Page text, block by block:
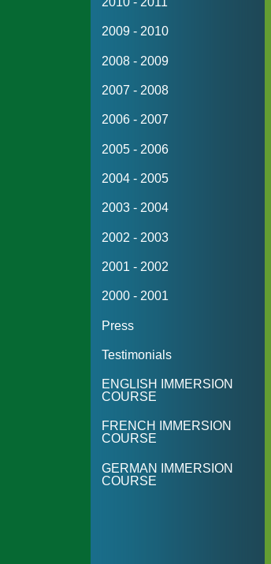
2009 - 2010
2008 - 2009
2007 - 2008
2006 - 2007
2005 - 2006
2004 - 2005
2003 - 2004
2002 - 2003
2001 - 2002
2000 - 2001
Press
Testimonials
ENGLISH IMMERSION
COURSE
FRENCH IMMERSION
COURSE
GERMAN IMMERSION
COURSE